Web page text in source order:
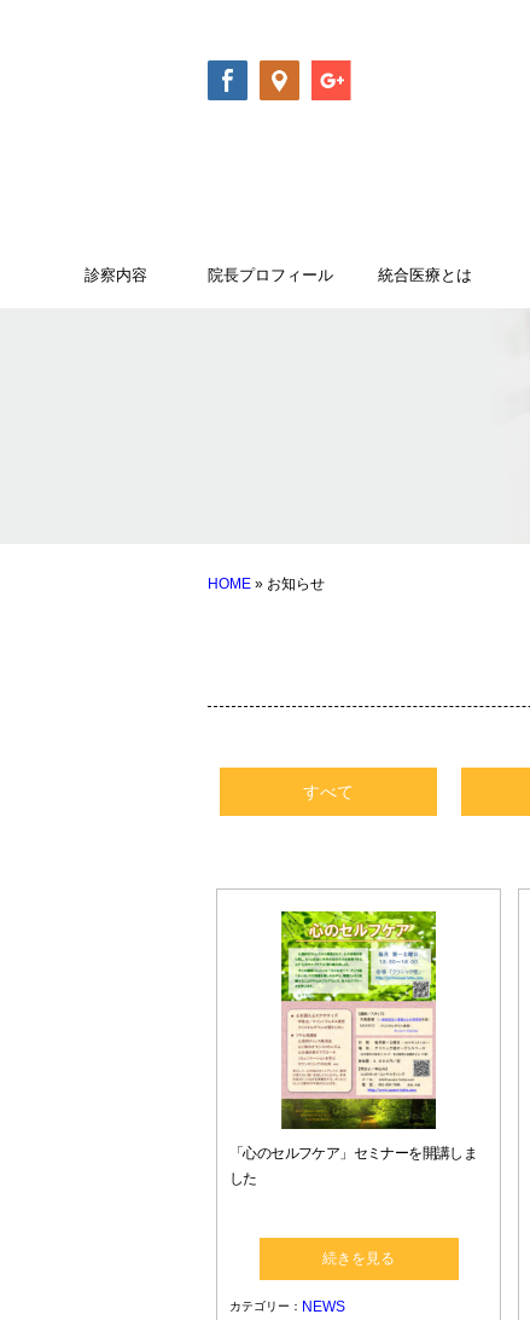
診察内容 院長プロフィール 統合医療とは
HOME » お知らせ
すべて
「心のセルフケア」セミナーを開講しま
した
続きを見る
カテゴリー： NEWS